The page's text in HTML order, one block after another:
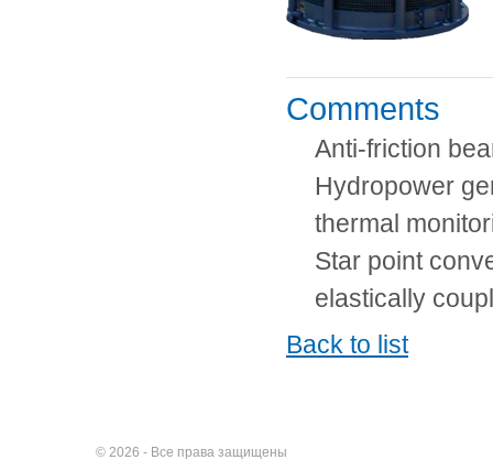
Comments
Anti-friction
Hydropower
thermal
Star point
elastically
Back to list
© 2026 - Все права защищены